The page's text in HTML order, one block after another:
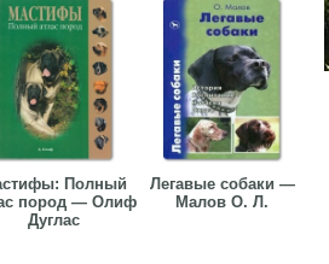
Полный
пород — Олиф
Дуглас
Легавые собаки —
Малов О. Л.